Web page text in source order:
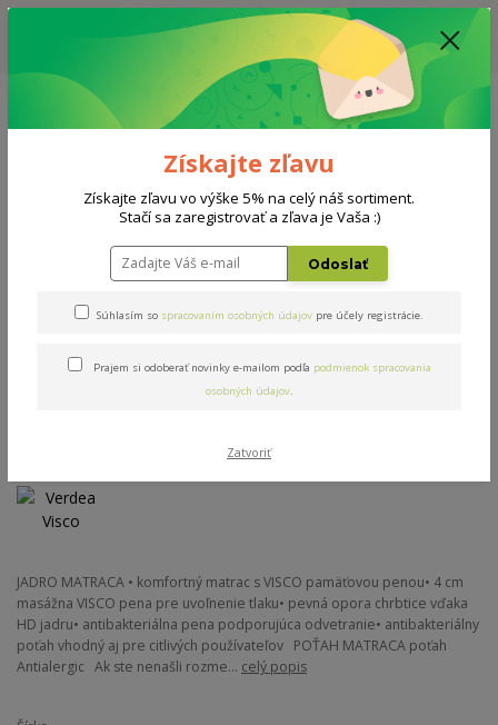
ZĽAVA: VŠETKY VYSTAVENÉ POSTELE ZA 400€ - CENA MATRACU A ROŠTU
PODĽA VÝBERU / DODACIA LEHOTA JE AKTUÁLNE 10-15 PRACOVNÝCH
Menu
0908 777 700 Po-So: 10-18 hod.
0
Verdea Visco
Verdea Visco
Novinka Akcia
JADRO MATRACA • komfortný matrac s VISCO pamäťovou penou• 4 cm
masážna VISCO pena pre uvoľnenie tlaku• pevná opora chrbtice vďaka
HD jadru• antibakteriálna pena podporujúca odvetranie• antibakteriálny
poťah vhodný aj pre citlivých používateľov POŤAH MATRACA poťah
Antialergic Ak ste nenašli rozme... celý popis
Získajte zľavu
Získajte zľavu vo výške 5% na celý náš sortiment.
Stačí sa zaregistrovať a zľava je Vaša :)
Odoslať
Súhlasím so spracovaním osobných údajov pre účely registrácie.
Prajem si odoberať novinky e-mailom podľa podmienok spracovania
osobných údajov.
Zatvoriť